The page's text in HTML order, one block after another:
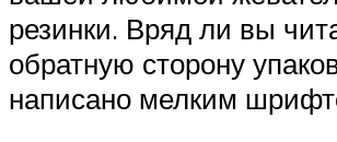
резинки. Вряд ли вы
обратную сторону
написано мелким